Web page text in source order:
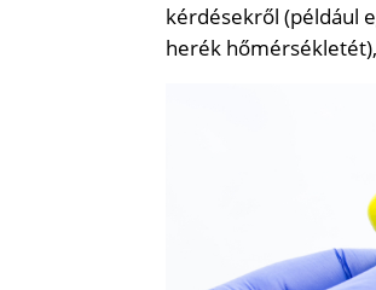
kérdésekről (például
herék